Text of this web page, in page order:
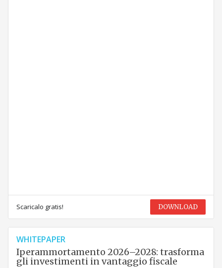
Scaricalo gratis! DOWNLOAD
WHITEPAPER
Iperammortamento 2026–2028: trasforma
gli investimenti in vantaggio fiscale